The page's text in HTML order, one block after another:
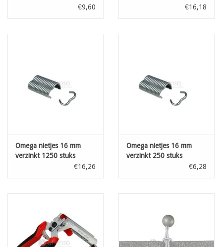
€9,60
€16,18
Omega nietjes 16 mm
verzinkt 1250 stuks
€16,26
Omega nietjes 16 mm
verzinkt 250 stuks
€6,28